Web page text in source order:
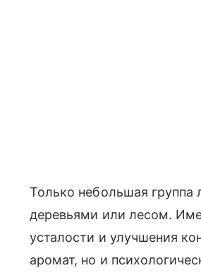
Только небольшая группа
деревьями или лесом.
усталости и улучшения
аромат, но и